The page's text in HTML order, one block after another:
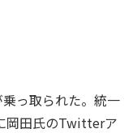
っ取られた。統一
岡田氏のTwitterア